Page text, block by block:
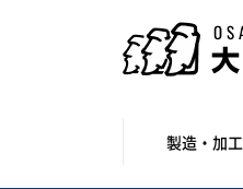
製造・加工